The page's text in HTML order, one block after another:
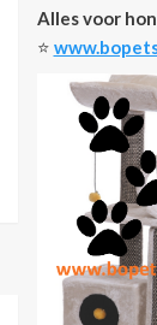
4
5
Alles voor
⭐️